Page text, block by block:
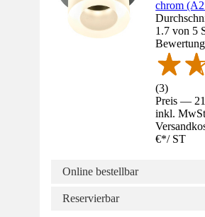
chrom
1.7 von 5
(3)
Preis —
inkl.
€*/ ST
Online bestellbar
Reservierbar